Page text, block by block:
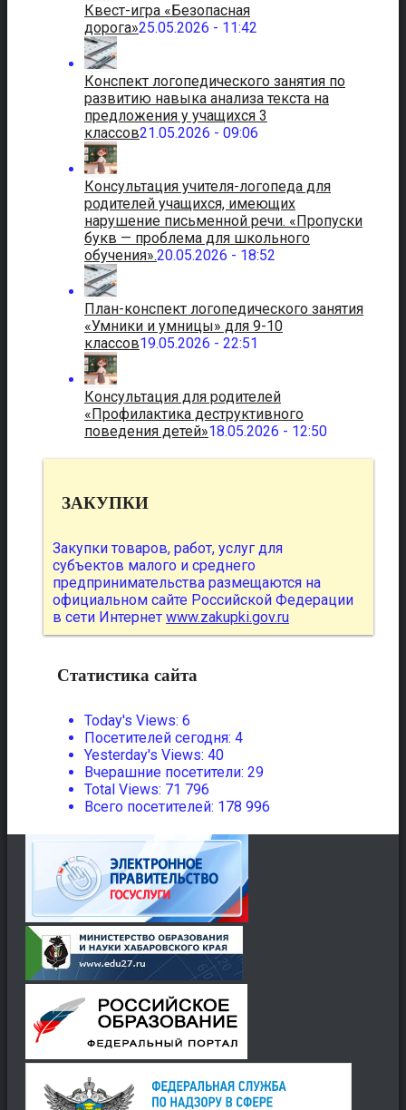
Квест-игра «Безопасная
дорога»25.05.2026 - 11:42
Конспект логопедического занятия по
развитию навыка анализа текста на
предложения у учащихся 3
классов21.05.2026 - 09:06
Консультация учителя-логопеда для
родителей учащихся, имеющих
нарушение письменной речи. «Пропуски
букв — проблема для школьного
обучения».20.05.2026 - 18:52
План-конспект логопедического занятия
«Умники и умницы» для 9-10
классов19.05.2026 - 22:51
Консультация для родителей
«Профилактика деструктивного
поведения детей»18.05.2026 - 12:50
ЗАКУПКИ
Закупки товаров, работ, услуг для
субъектов малого и среднего
предпринимательства размещаются на
официальном сайте Российской Федерации
в сети Интернет www.zakupki.gov.ru
Статистика сайта
Today's Views: 6
Посетителей сегодня: 4
Yesterday's Views: 40
Вчерашние посетители: 29
Total Views: 71 796
Всего посетителей: 178 996